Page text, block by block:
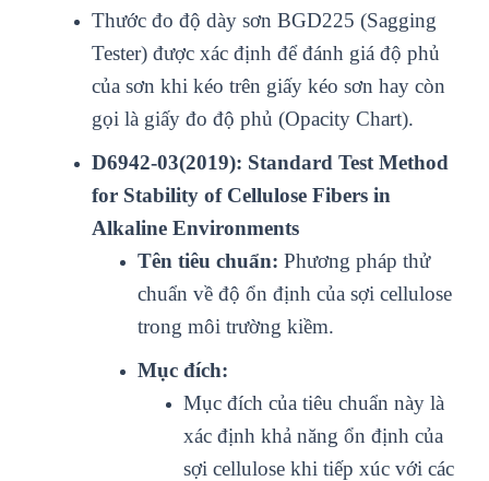
Thước đo độ dày sơn BGD225 (Sagging
Tester) được xác định để đánh giá độ phủ
của sơn khi kéo trên giấy kéo sơn hay còn
gọi là giấy đo độ phủ (Opacity Chart).
D6942-03(2019): Standard Test Method
for Stability of Cellulose Fibers in
Alkaline Environments
Tên tiêu chuẩn: Phương pháp thử
chuẩn về độ ổn định của sợi cellulose
trong môi trường kiềm.
Mục đích:
Mục đích của tiêu chuẩn này là
xác định khả năng ổn định của
sợi cellulose khi tiếp xúc với các